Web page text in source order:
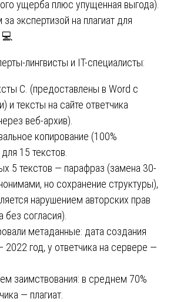
ущерба плюс упущенная выгода).
экспертизой на плагиат для
💻
лингвисты и IT-специалисты:
С. (предоставлены в Word с
и тексты на сайте ответчика
веб-архив).
копирование (100%
15 текстов.
5 текстов — парафраз (замена 30-
но сохранение структуры),
нарушением авторских прав
без согласия).
метаданные: дата создания
2022 год, у ответчика на сервере —
заимствования: в среднем 70%
— плагиат.